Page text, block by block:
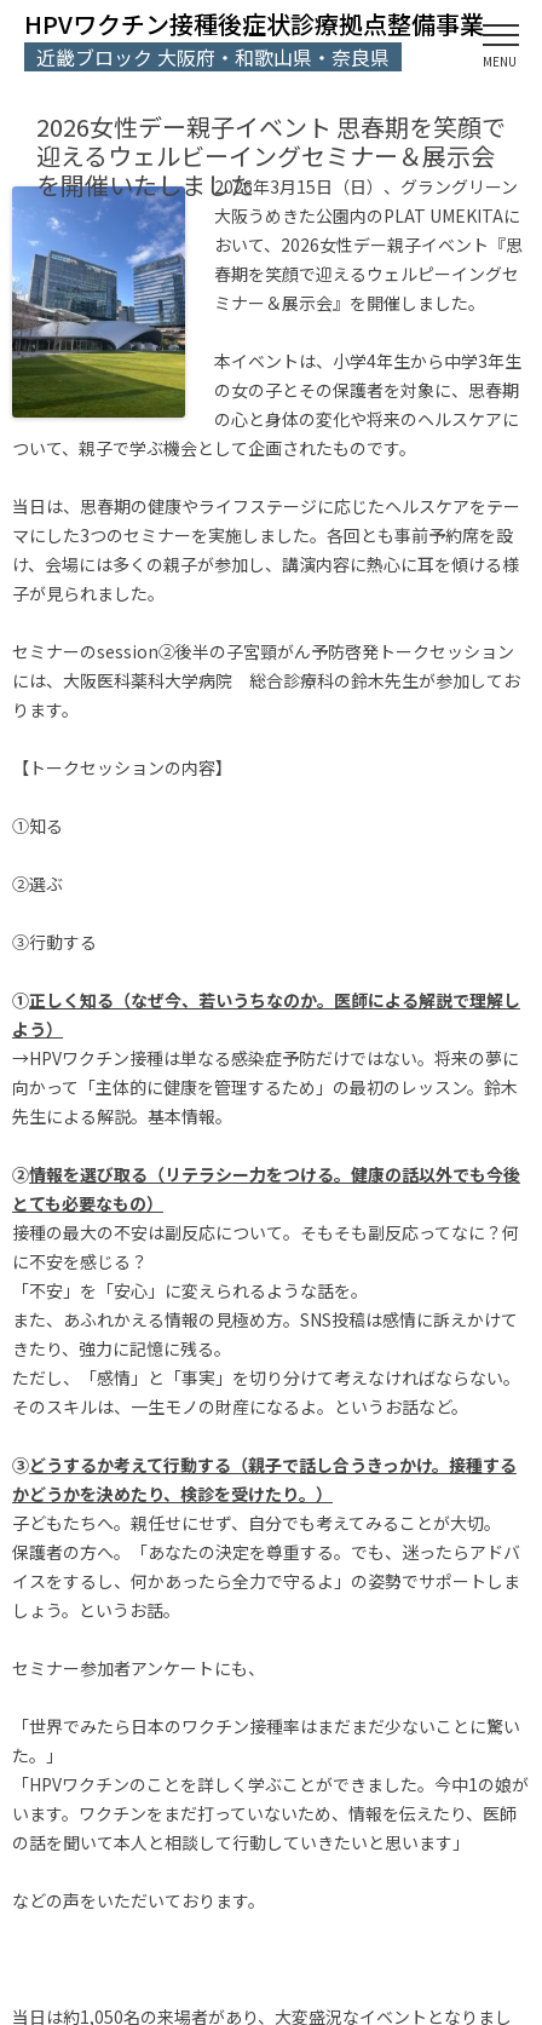
HPVワクチン接種後症状診療拠点整備事業
近畿ブロック 大阪府・和歌山県・奈良県 MENU
2026女性デー親子イベント 思春期を笑顔で
迎えるウェルビーイングセミナー＆展示会
を開催いたしました2026年3月15日（日）、グラングリーン
大阪うめきた公園内のPLAT UMEKITAに
おいて、2026女性デー親子イベント『思
春期を笑顔で迎えるウェルピーイングセ
ミナー＆展示会』を開催しました。
本イベントは、小学4年生から中学3年生
の女の子とその保護者を対象に、思春期
の心と身体の変化や将来のヘルスケアに
ついて、親子で学ぶ機会として企画されたものです。
当日は、思春期の健康やライフステージに応じたヘルスケアをテー
マにした3つのセミナーを実施しました。各回とも事前予約席を設
け、会場には多くの親子が参加し、講演内容に熱心に耳を傾ける様
子が見られました。
セミナーのsession②後半の子宮頸がん予防啓発トークセッション
には、大阪医科薬科大学病院 総合診療科の鈴木先生が参加してお
ります。
【トークセッションの内容】
①知る
②選ぶ
③行動する
①正しく知る（なぜ今、若いうちなのか。医師による解説で理解し
よう）
→HPVワクチン接種は単なる感染症予防だけではない。将来の夢に
向かって「主体的に健康を管理するため」の最初のレッスン。鈴木
先生による解説。基本情報。
②情報を選び取る（リテラシー力をつける。健康の話以外でも今後
とても必要なもの）
接種の最大の不安は副反応について。そもそも副反応ってなに？何
に不安を感じる？
「不安」を「安心」に変えられるような話を。
また、あふれかえる情報の見極め方。SNS投稿は感情に訴えかけて
きたり、強力に記憶に残る。
ただし、「感情」と「事実」を切り分けて考えなければならない。
そのスキルは、一生モノの財産になるよ。というお話など。
③どうするか考えて行動する（親子で話し合うきっかけ。接種する
かどうかを決めたり、検診を受けたり。）
子どもたちへ。親任せにせず、自分でも考えてみることが大切。
保護者の方へ。「あなたの決定を尊重する。でも、迷ったらアドバ
イスをするし、何かあったら全力で守るよ」の姿勢でサポートしま
しょう。というお話。
セミナー参加者アンケートにも、
「世界でみたら日本のワクチン接種率はまだまだ少ないことに驚い
た。」
「HPVワクチンのことを詳しく学ぶことができました。今中1の娘が
います。ワクチンをまだ打っていないため、情報を伝えたり、医師
の話を聞いて本人と相談して行動していきたいと思います」
などの声をいただいております。
当日は約1,050名の来場者があり、大変盛況なイベントとなりまし